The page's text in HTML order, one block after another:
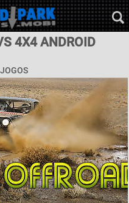
4X4 ANDROID